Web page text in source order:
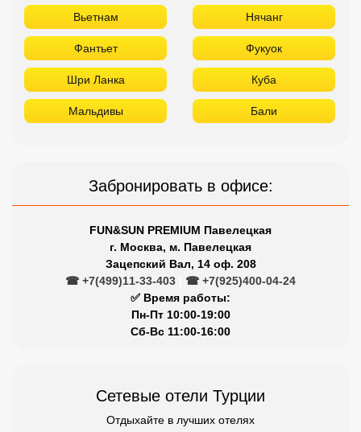
Вьетнам Нячанг
Фантьет Фукуок
Шри Ланка Куба
Мальдивы Бали
Забронировать в офисе:
FUN&SUN PREMIUM Павелецкая
г. Москва, м. Павелецкая
Зацепский Вал, 14 оф. 208
☎ +7(499)11-33-403
☎ +7(925)400-04-24
✅ Время работы:
Пн-Пт 10:00-19:00
Сб-Вс 11:00-16:00
Сетевые отели Турции
Отдыхайте в лучших отелях